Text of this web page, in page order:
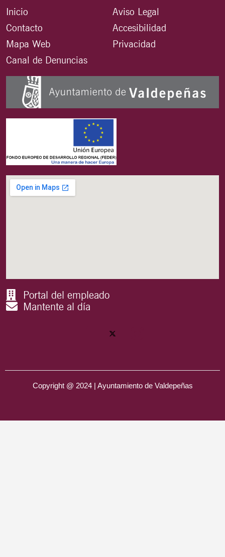
Inicio
Contacto
Mapa Web
Canal de Denuncias
Aviso Legal
Accesibilidad
Privacidad
Portal del empleado
Mantente al día
Copyright @ 2024 | Ayuntamiento de Valdepeñas